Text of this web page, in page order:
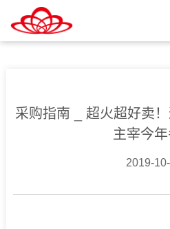
采购指南 _ 超火超好卖
主宰今
2019-